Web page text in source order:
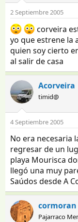
2 Septiembre 2005
corveira
yo que estrene la
quien soy cierto
al salir de casa
Acorveira
timid@
4 Septiembre 2005
No era necesaria
regresar de un
playa Mourisca
llegó una muy
Saúdos desde A
cormoran
Pajarraco